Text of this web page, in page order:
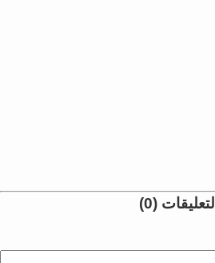
التعليقات (0)